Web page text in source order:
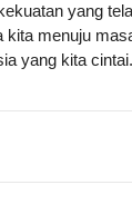
yang
menuju
yang kita cintai.